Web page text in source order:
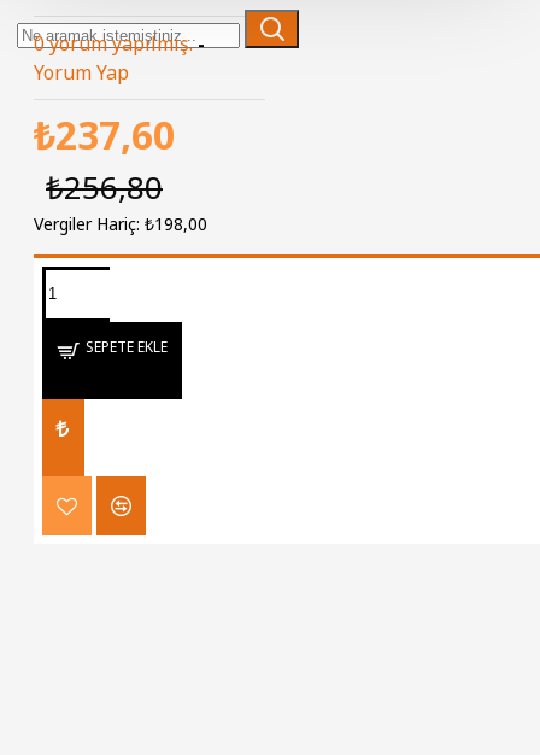
0 yorum yapılmış.-
Yorum Yap
₺237,60
₺256,80
Vergiler Hariç: ₺198,00
SEPETE EKLE
TIKLAYINIZ